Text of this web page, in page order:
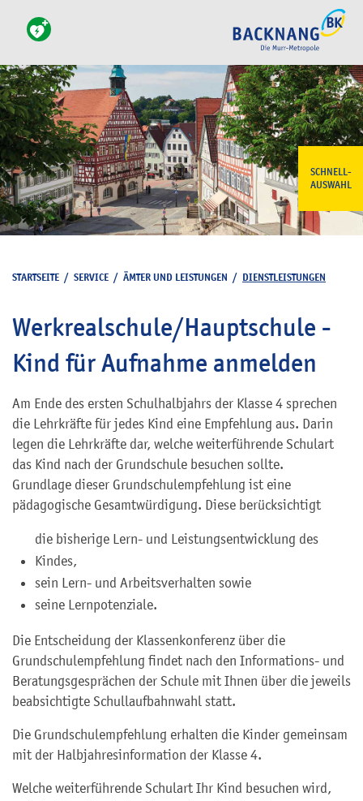
SCHNELL-
AUSWAHL
STARTSEITE / SERVICE / ÄMTER UND LEISTUNGEN / DIENSTLEISTUNGEN
Werkrealschule/Hauptschule -
Kind für Aufnahme anmelden
Am Ende des ersten Schulhalbjahrs der Klasse 4 sprechen
die Lehrkräfte für jedes Kind eine Empfehlung aus. Darin
legen die Lehrkräfte dar, welche weiterführende Schulart
das Kind nach der Grundschule besuchen sollte.
Grundlage dieser Grundschulempfehlung ist eine
pädagogische Gesamtwürdigung. Diese berücksichtigt
die bisherige Lern- und Leistungsentwicklung des
Kindes,
sein Lern- und Arbeitsverhalten sowie
seine Lernpotenziale.
Die Entscheidung der Klassenkonferenz über die
Grundschulempfehlung findet nach den Informations- und
Beratungsgesprächen der Schule mit Ihnen über die jeweils
beabsichtigte Schullaufbahnwahl statt.
Die Grundschulempfehlung erhalten die Kinder gemeinsam
mit der Halbjahresinformation der Klasse 4.
Welche weiterführende Schulart Ihr Kind besuchen wird,